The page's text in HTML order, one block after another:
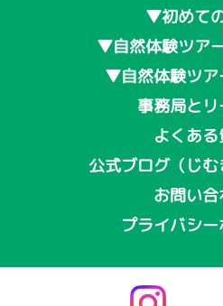
▼初めて
▼自然体験ツア
▼自然体験ツア
事務局と
よくあ
公式ブログ（じむ
お問い
プライバシ